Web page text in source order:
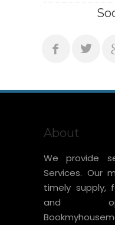
About
We provide
Services. Our
timely supply,
and